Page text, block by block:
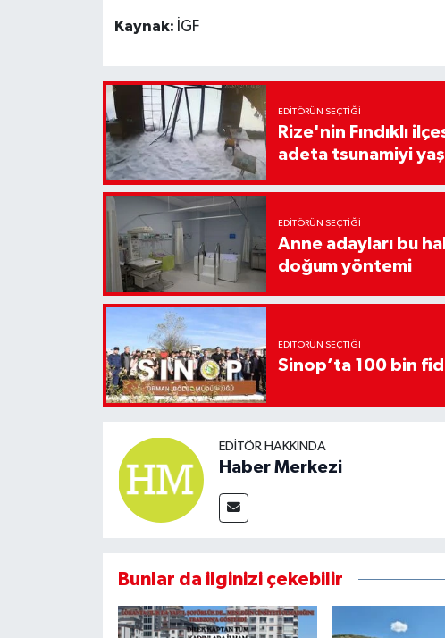
Kaynak: İGF
EDITÖRÜN SEÇTIĞI
Rize'nin Fındıklı
adeta tsunamiyi
EDITÖRÜN SEÇTIĞI
Anne adayları bu
doğum yöntemi
EDITÖRÜN SEÇTIĞI
Sinop’ta 100 bin
EDITÖR HAKKINDA
Haber Merkezi
Bunlar da ilginizi çekebilir